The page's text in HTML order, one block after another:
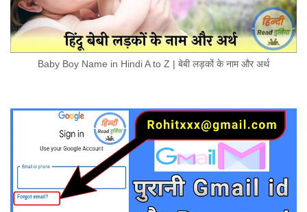
Baby Boy Name in Hindi A to Z | बेबी लड़कों के नाम और अर्थ